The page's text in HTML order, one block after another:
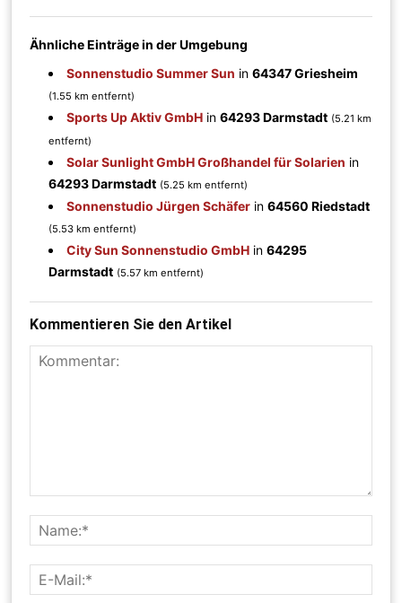
Ähnliche Einträge in der Umgebung
Sonnenstudio Summer Sun in64347 Griesheim
(1.55 km entfernt)
Sports Up Aktiv GmbH in64293 Darmstadt (5.21 km
entfernt)
Solar Sunlight GmbH Großhandel für Solarien in
64293 Darmstadt (5.25 km entfernt)
Sonnenstudio Jürgen Schäfer in64560 Riedstadt
(5.53 km entfernt)
City Sun Sonnenstudio GmbH in64295
Darmstadt (5.57 km entfernt)
Kommentieren Sie den Artikel